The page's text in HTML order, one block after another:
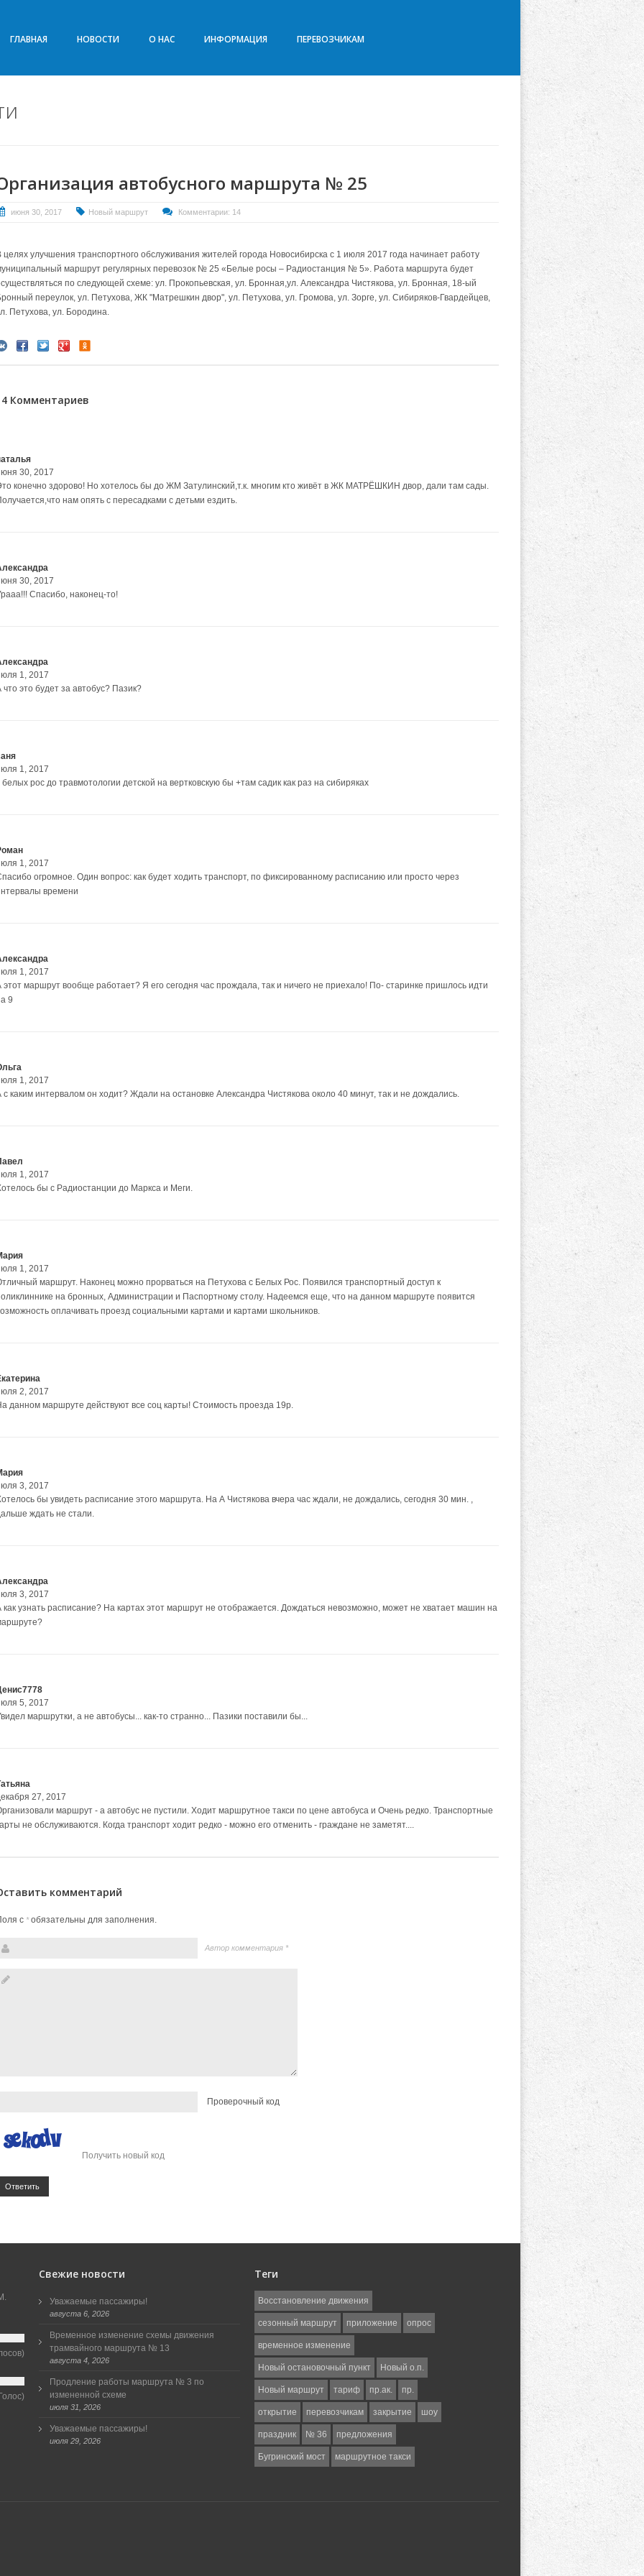
ГЛАВНАЯ НОВОСТИ О НАС ИНФОРМАЦИЯ ПЕРЕВОЗЧИКАМ
автобусного маршрута № 25
июня 30, 2017 Новый маршрут Комментарии: 14
целях улучшения транспортного обслуживания жителей города Новосибирска с 1 июля 2017 года начинает работу
маршрут регулярных перевозок № 25 «Белые росы – Радиостанция № 5». Работа маршрута будет
по следующей схеме: ул. Прокопьевская, ул. Бронная,ул. Александра Чистякова, ул. Бронная, 18-ый
переулок, ул. Петухова, ЖК "Матрешкин двор", ул. Петухова, ул. Громова, ул. Зорге, ул. Сибиряков-Гвардейцев,
Петухова, ул. Бородина.
Комментариев
30, 2017
конечно здорово! Но хотелось бы до ЖМ Затулинский,т.к. многим кто живёт в ЖК МАТРЁШКИН двор, дали там сады.
нам опять с пересадками с детьми ездить.
30, 2017
Спасибо, наконец-то!
1, 2017
что это будет за автобус? Пазик?
1, 2017
белых рос до травмотологии детской на вертковскую бы +там садик как раз на сибиряках
1, 2017
огромное. Один вопрос: как будет ходить транспорт, по фиксированному расписанию или просто через
времени
1, 2017
этот маршрут вообще работает? Я его сегодня час прождала, так и ничего не приехало! По- старинке пришлось идти
9
1, 2017
с каким интервалом он ходит? Ждали на остановке Александра Чистякова около 40 минут, так и не дождались.
1, 2017
бы с Радиостанции до Маркса и Меги.
1, 2017
маршрут. Наконец можно прорваться на Петухова с Белых Рос. Появился транспортный доступ к
на бронных, Администрации и Паспортному столу. Надеемся еще, что на данном маршруте появится
оплачивать проезд социальными картами и картами школьников.
2, 2017
данном маршруте действуют все соц карты! Стоимость проезда 19р.
3, 2017
бы увидеть расписание этого маршрута. На А Чистякова вчера час ждали, не дождались, сегодня 30 мин. ,
ждать не стали.
3, 2017
как узнать расписание? На картах этот маршрут не отображается. Дождаться невозможно, может не хватает машин на
5, 2017
маршрутки, а не автобусы... как-то странно... Пазики поставили бы...
27, 2017
маршрут - а автобус не пустили. Ходит маршрутное такси по цене автобуса и Очень редко. Транспортные
не обслуживаются. Когда транспорт ходит редко - можно его отменить - граждане не заметят....
комментарий
с *обязательны для заполнения.
Автор комментария *
Проверочный код
Получить новый код
Ответить
Свежие новости
Уважаемые пассажиры!
августа 6, 2026
Временное изменение схемы движения
трамвайного маршрута № 13
августа 4, 2026
Продление работы маршрута № 3 по
измененной схеме
июля 31, 2026
Уважаемые пассажиры!
июля 29, 2026
Теги
Восстановление движения
сезонный маршрут приложение опрос
временное изменение
Новый остановочный пункт Новый о.п.
Новый маршрут тариф пр.ак. пр.
открытие перевозчикам закрытие шоу
праздник № 36 предложения
Бугринский мост маршрутное такси